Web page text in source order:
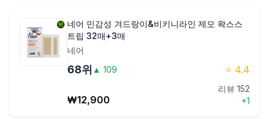
네어 민감성 겨드랑이&비키니라인 제모 왁스스
트립 32매+3매
네어
68위 ▲ 109 ⭐ 4.4
₩12,900
리뷰 152
+1